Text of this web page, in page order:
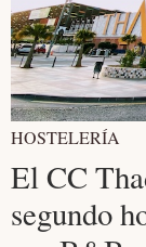
HOSTELERÍA
El CC
segundo